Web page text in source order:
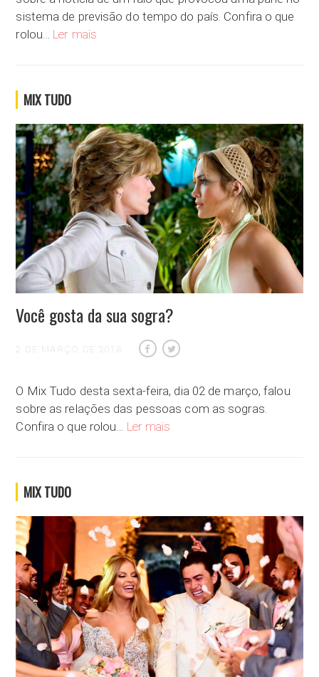
sistema de previsão do tempo do país. Confira o que
rolou… Ler mais
MIX TUDO
Você gosta da sua sogra?
2 DE MARÇO DE 2018
O Mix Tudo desta sexta-feira, dia 02 de março, falou
sobre as relações das pessoas com as sogras.
Confira o que rolou… Ler mais
MIX TUDO